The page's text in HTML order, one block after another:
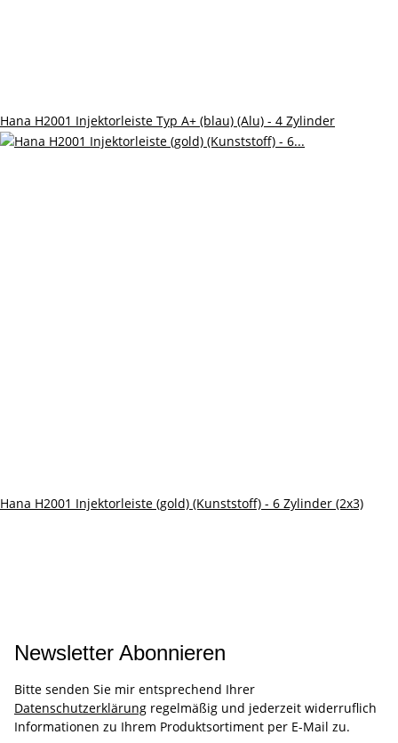
Hana H2001 Injektorleiste Typ A+ (blau) (Alu) - 4 Zylinder
Hana H2001 Injektorleiste (gold) (Kunststoff) - 6 Zylinder (2x3)
Newsletter Abonnieren
Bitte senden Sie mir entsprechend Ihrer
Datenschutzerklärung regelmäßig und jederzeit widerruflich
Informationen zu Ihrem Produktsortiment per E-Mail zu.